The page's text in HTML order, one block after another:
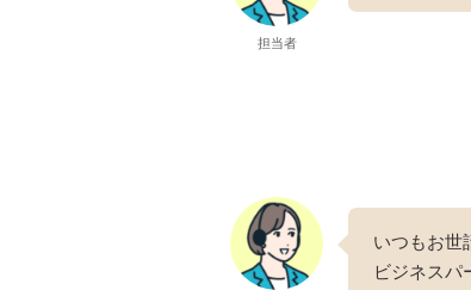
担当者
いつもお世
ビジネスパ